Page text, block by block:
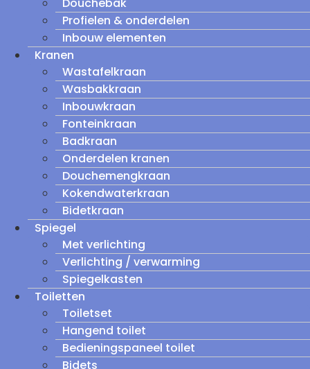
Profielen & onderdelen
Inbouw elementen
Kranen
Wastafelkraan
Wasbakkraan
Inbouwkraan
Fonteinkraan
Badkraan
Onderdelen kranen
Douchemengkraan
Kokendwaterkraan
Bidetkraan
Spiegel
Met verlichting
Verlichting / verwarming
Spiegelkasten
Toiletten
Toiletset
Hangend toilet
Bedieningspaneel toilet
Bidets